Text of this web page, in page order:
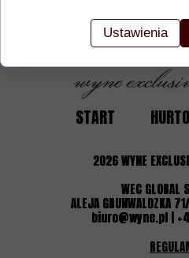
START
2026WYNE
WEC GLOBAL
ALEJA GRUNWALDZKA
biuro@wyne.pl |
Ustawienia